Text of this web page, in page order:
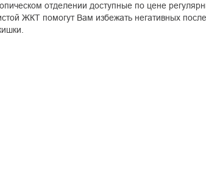
отделении доступные по цене
ЖКТ помогут Вам избежать негативных